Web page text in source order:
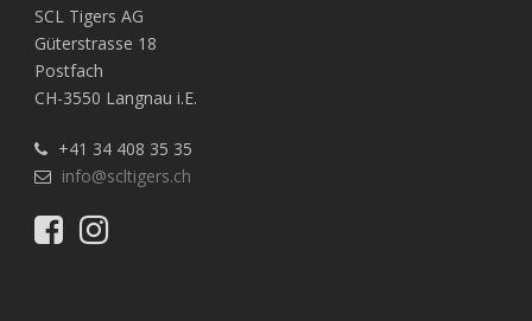
SCL Tigers AG
Güterstrasse 18
Postfach
CH-3550 Langnau i.E.
+41 34 408 35 35
info@scltigers.ch